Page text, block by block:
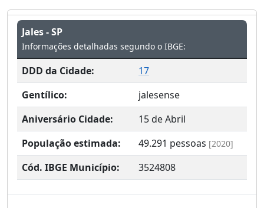
Jales - SP
Informações detalhadas segundo o IBGE:
DDD da Cidade:
17
Gentílico:
jalesense
Aniversário Cidade:
15 de Abril
População estimada:
49.291 pessoas [2020]
Cód. IBGE Município: 3524808